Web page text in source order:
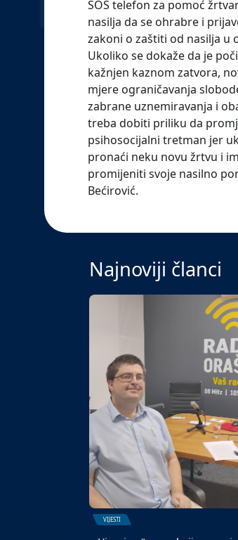
SOS telefon za pomoć
nasilja da se ohrabre i
zakoni o zaštiti od nasilja u
Ukoliko se dokaže da je
kažnjen kaznom zatvora,
mjere ograničavanja
zabrane uznemiravanja i
treba dobiti priliku da
psihosocijalni tretman jer
pronaći neku novu žrtvu i
promijeniti svoje nasilno
Bećirović.
Najnoviji članci
VIJESTI